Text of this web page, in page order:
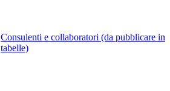
Consulenti e collaboratori (da pubblicare in
tabelle)